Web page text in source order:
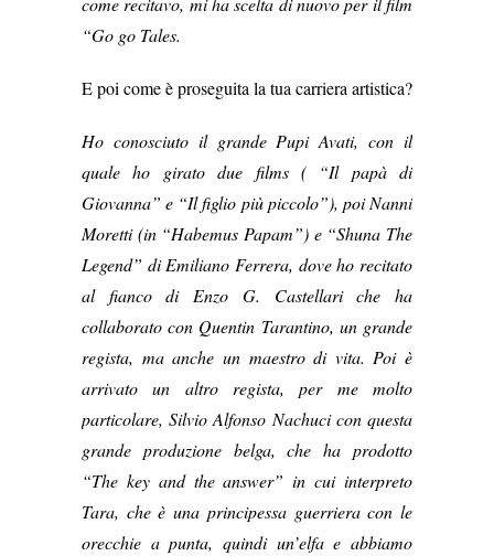
“Go go Tales.
E poi come è proseguita la tua carriera artistica?
Ho conosciuto il grande Pupi Avati, con il
quale ho girato due films ( “Il papà di
Giovanna” e “Il figlio più piccolo”), poi Nanni
Moretti (in “Habemus Papam”) e “Shuna The
Legend” di Emiliano Ferrera, dove ho recitato
al fianco di Enzo G. Castellari che ha
collaborato con Quentin Tarantino, un grande
regista, ma anche un maestro di vita. Poi è
arrivato un altro regista, per me molto
particolare, Silvio Alfonso Nachuci con questa
grande produzione belga, che ha prodotto
“The key and the answer” in cui interpreto
Tara, che è una principessa guerriera con le
orecchie a punta, quindi un’elfa e abbiamo